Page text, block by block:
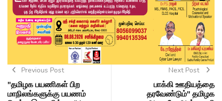
Previous Post
"தமிழக பயணிகள் பிற
மாநிலங்களுக்கு பயணம்
Next Post
பாக்கி ஊதியத்தை
தரவேண்டும்" தமிழக